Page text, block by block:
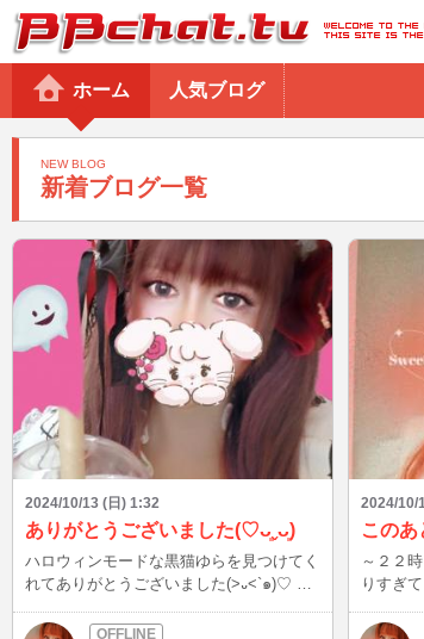
BBchatTV
ホーム 人気ブログ
新着ブログ一覧
NEW BLOG
2024/10/13 (日) 1:32
ありがとうございました(♡ᴗ͈ˬᴗ͈)
ハロウィンモードな黒猫ゆらを見つけてく
れてありがとうございました(>᎑<`๑)♡ 今
にゃんこなつもりだったけど、お話しのテ
2024/10/
このあ
～２２
りすぎ